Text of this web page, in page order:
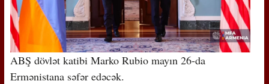
ABŞ dövlət katibi Marko Rubio mayın 26-da
Ermənistana səfər edəcək.